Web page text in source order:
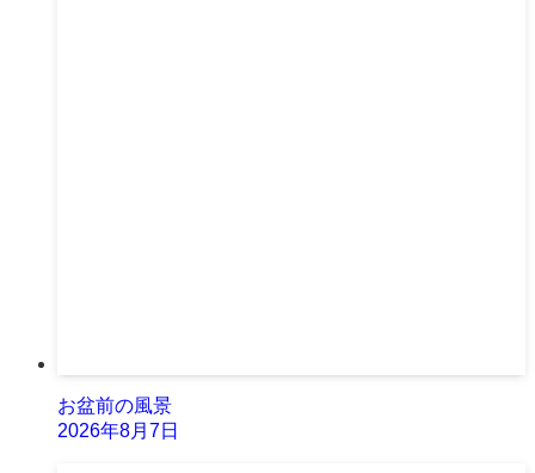
お盆前の風景
2026年8月7日